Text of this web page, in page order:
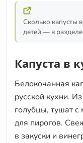
Сколько капусты
детей — в разделе
Капуста в
Белокочанная
русской кухни.
голубцы, тушат
для пирогов.
в закуски и